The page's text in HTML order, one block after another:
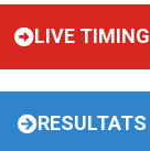
LIVE TIMING
RESULTATS